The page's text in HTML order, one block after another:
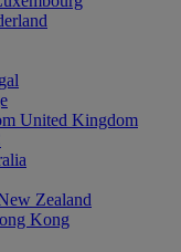
United Kingdom
Zealand
Kong